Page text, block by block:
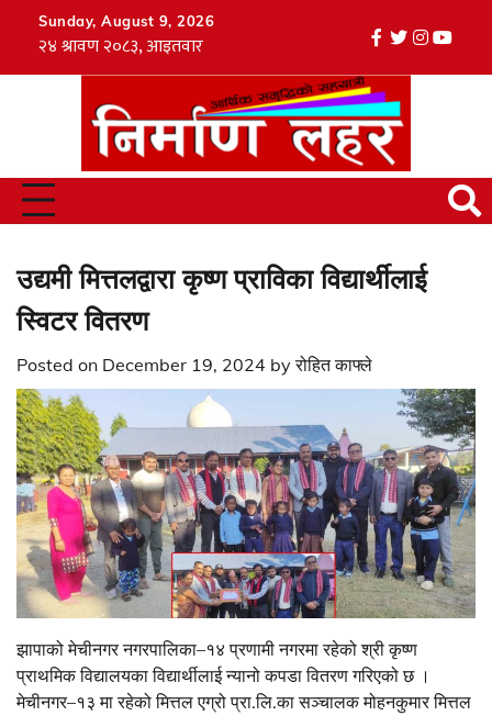
Sunday, August 9, 2026
facebook
twitter
उद्यमी मित्तलद्वारा कृष्ण प्राविका विद्यार्थीलाई
स्विटर वितरण
Posted on December 19, 2024 byरोहित काफ्ले
झापाको मेचीनगर नगरपालिका–१४ प्रणामी नगरमा रहेको श्री कृष्ण
प्राथमिक विद्यालयका विद्यार्थीलाई न्यानो कपडा वितरण गरिएको छ ।
मेचीनगर–१३ मा रहेको मित्तल एग्रो प्रा.लि.का सञ्चालक मोहनकुमार मित्तल